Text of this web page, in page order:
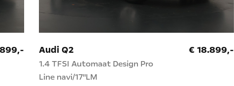
Audi Q2
1.4 TFSI Automaat Design Pro
Line navi/17"LM
€ 18.899,-